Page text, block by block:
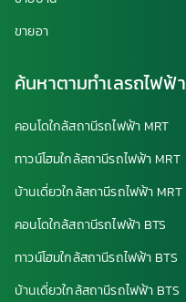
ขายอา
ค้นหาตามทำเลรถไฟฟ้า
คอนโดใกล้สถานีรถไฟฟ้า MRT
ทาวน์โฮมใกล้สถานีรถไฟฟ้า MRT
บ้านเดี่ยวใกล้สถานีรถไฟฟ้า MRT
คอนโดใกล้สถานีรถไฟฟ้า BTS
ทาวน์โฮมใกล้สถานีรถไฟฟ้า BTS
บ้านเดี่ยวใกล้สถานีรถไฟฟ้า BTS